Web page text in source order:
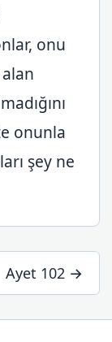
onu
onunla
şey ne
Ayet 102 →